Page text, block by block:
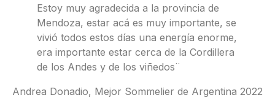
Estoy muy agradecida a la provincia de
Mendoza, estar acá es muy importante, se
vivió todos estos días una energía enorme,
era importante estar cerca de la Cordillera
de los Andes y de los viñedos¨
Andrea Donadio, Mejor Sommelier de Argentina 2022